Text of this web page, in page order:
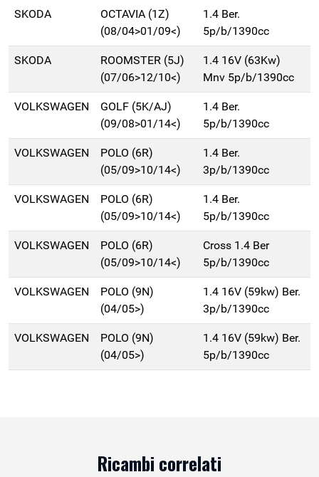
SKODA
OCTAVIA (1Z)
(08/04>01/09<)
1.4 Ber.
5p/b/1390cc
SKODA
ROOMSTER (5J)
(07/06>12/10<)
1.4 16V (63Kw)
Mnv 5p/b/1390cc
VOLKSWAGEN
GOLF (5K/AJ)
(09/08>01/14<)
1.4 Ber.
5p/b/1390cc
VOLKSWAGEN
POLO (6R)
(05/09>10/14<)
1.4 Ber.
3p/b/1390cc
VOLKSWAGEN
POLO (6R)
(05/09>10/14<)
1.4 Ber.
5p/b/1390cc
VOLKSWAGEN
POLO (6R)
(05/09>10/14<)
Cross 1.4 Ber
5p/b/1390cc
VOLKSWAGEN
POLO (9N)
(04/05>)
1.4 16V (59kw) Ber.
3p/b/1390cc
VOLKSWAGEN
POLO (9N)
(04/05>)
1.4 16V (59kw) Ber.
5p/b/1390cc
Ricambi correlati